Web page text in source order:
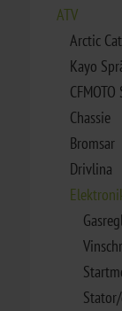
ATV
Arctic
Kayo
Chassie
Bromsar
Drivlina